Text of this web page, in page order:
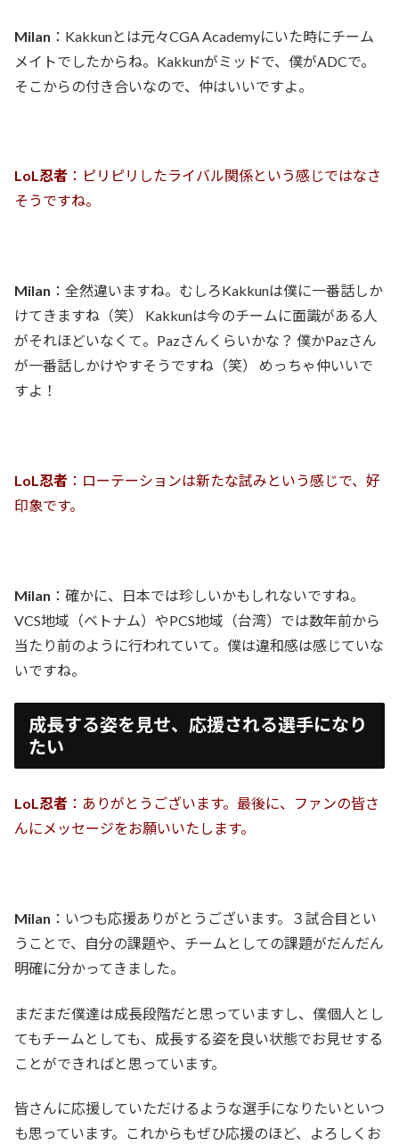
Milan ：Kakkunとは元々CGA Academyにいた時にチーム
メイトでしたからね。Kakkunがミッドで、僕がADCで。
そこからの付き合いなので、仲はいいですよ。
LoL忍者 ：ピリピリしたライバル関係という感じではなさ
そうですね。
Milan ：全然違いますね。むしろKakkunは僕に一番話しか
けてきますね（笑） Kakkunは今のチームに面識がある人
がそれほどいなくて。Pazさんくらいかな？ 僕かPazさん
が一番話しかけやすそうですね（笑） めっちゃ仲いいで
すよ！
LoL忍者 ：ローテーションは新たな試みという感じで、好
印象です。
Milan ：確かに、日本では珍しいかもしれないですね。
VCS地域（ベトナム）やPCS地域（台湾）では数年前から
当たり前のように行われていて。僕は違和感は感じていな
いですね。
成長する姿を見せ、応援される選手になり
たい
LoL忍者 ：ありがとうございます。最後に、ファンの皆さ
んにメッセージをお願いいたします。
Milan ：いつも応援ありがとうございます。３試合目とい
うことで、自分の課題や、チームとしての課題がだんだん
明確に分かってきました。
まだまだ僕達は成長段階だと思っていますし、僕個人とし
てもチームとしても、成長する姿を良い状態でお見せする
ことができればと思っています。
皆さんに応援していただけるような選手になりたいといつ
も思っています。これからもぜひ応援のほど、よろしくお